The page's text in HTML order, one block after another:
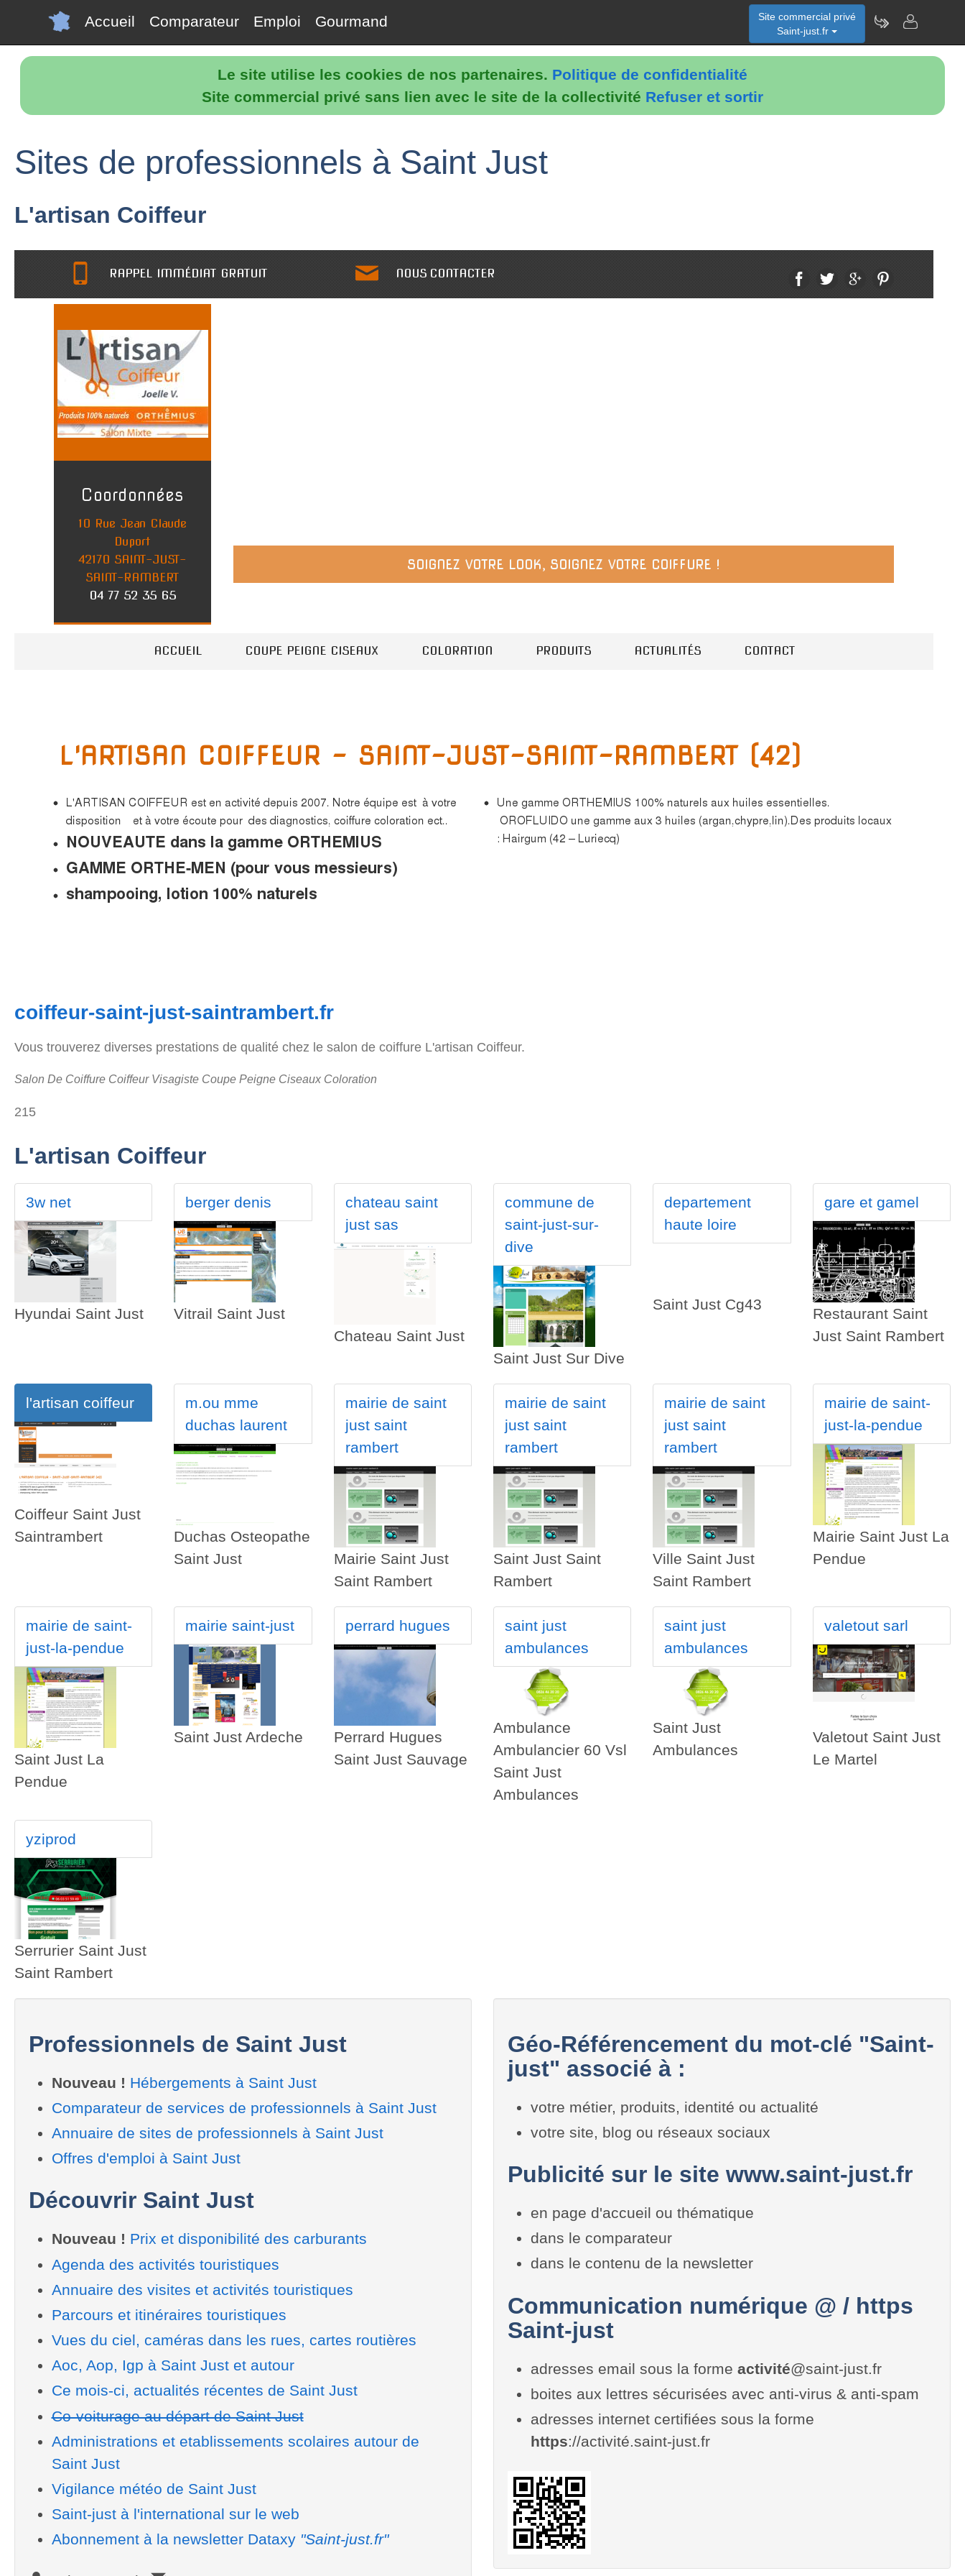
Le site utilise les cookies de nos partenaires. Politique de confidentialité
Site commercial privé sans lien avec le site de la collectivité Refuser et sortir
Accueil Comparateur Emploi Gourmand
Site commercial privé
Saint-just.fr
Sites de professionnels à Saint Just
L'artisan Coiffeur
coiffeur-saint-just-saintrambert.fr
Vous trouverez diverses prestations de qualité chez le salon de coiffure L'artisan Coiffeur.
Salon De Coiffure Coiffeur Visagiste Coupe Peigne Ciseaux Coloration
215
L'artisan Coiffeur
3w net
Hyundai Saint Just
berger denis
Vitrail Saint Just
chateau saint
just sas
Chateau Saint Just
commune de
saint-just-sur-
dive
Saint Just Sur Dive
departement
haute loire
Saint Just Cg43
gare et gamel
Restaurant Saint
Just Saint Rambert
l'artisan coiffeur
Coiffeur Saint Just
Saintrambert
m.ou mme
duchas laurent
Duchas Osteopathe
Saint Just
mairie de saint
just saint
rambert
Mairie Saint Just
Saint Rambert
mairie de saint
just saint
rambert
Saint Just Saint
Rambert
mairie de saint
just saint
rambert
Ville Saint Just
Saint Rambert
mairie de saint-
just-la-pendue
Mairie Saint Just La
Pendue
mairie de saint-
just-la-pendue
Saint Just La
Pendue
mairie saint-just
Saint Just Ardeche
perrard hugues
Perrard Hugues
Saint Just Sauvage
saint just
ambulances
Ambulance
Ambulancier 60 Vsl
Saint Just
Ambulances
saint just
ambulances
Saint Just
Ambulances
valetout sarl
Valetout Saint Just
Le Martel
yziprod
Serrurier Saint Just
Saint Rambert
Professionnels de Saint Just
Nouveau ! Hébergements à Saint Just
Comparateur de services de professionnels à Saint Just
Annuaire de sites de professionnels à Saint Just
Offres d'emploi à Saint Just
Découvrir Saint Just
Nouveau ! Prix et disponibilité des carburants
Agenda des activités touristiques
Annuaire des visites et activités touristiques
Parcours et itinéraires touristiques
Vues du ciel, caméras dans les rues, cartes routières
Aoc, Aop, Igp à Saint Just et autour
Ce mois-ci, actualités récentes de Saint Just
Co-voiturage au départ de Saint Just
Administrations et etablissements scolaires autour de
Saint Just
Vigilance météo de Saint Just
Saint-just à l'international sur le web
Abonnement à la newsletter Dataxy "Saint-just.fr"
Géo-Référencement du mot-clé "Saint-
just" associé à :
votre métier, produits, identité ou actualité
votre site, blog ou réseaux sociaux
Publicité sur le site www.saint-just.fr
en page d'accueil ou thématique
dans le comparateur
dans le contenu de la newsletter
Communication numérique @ / https
Saint-just
adresses email sous la forme activité@saint-just.fr
boites aux lettres sécurisées avec anti-virus & anti-spam
adresses internet certifiées sous la forme
https://activité.saint-just.fr